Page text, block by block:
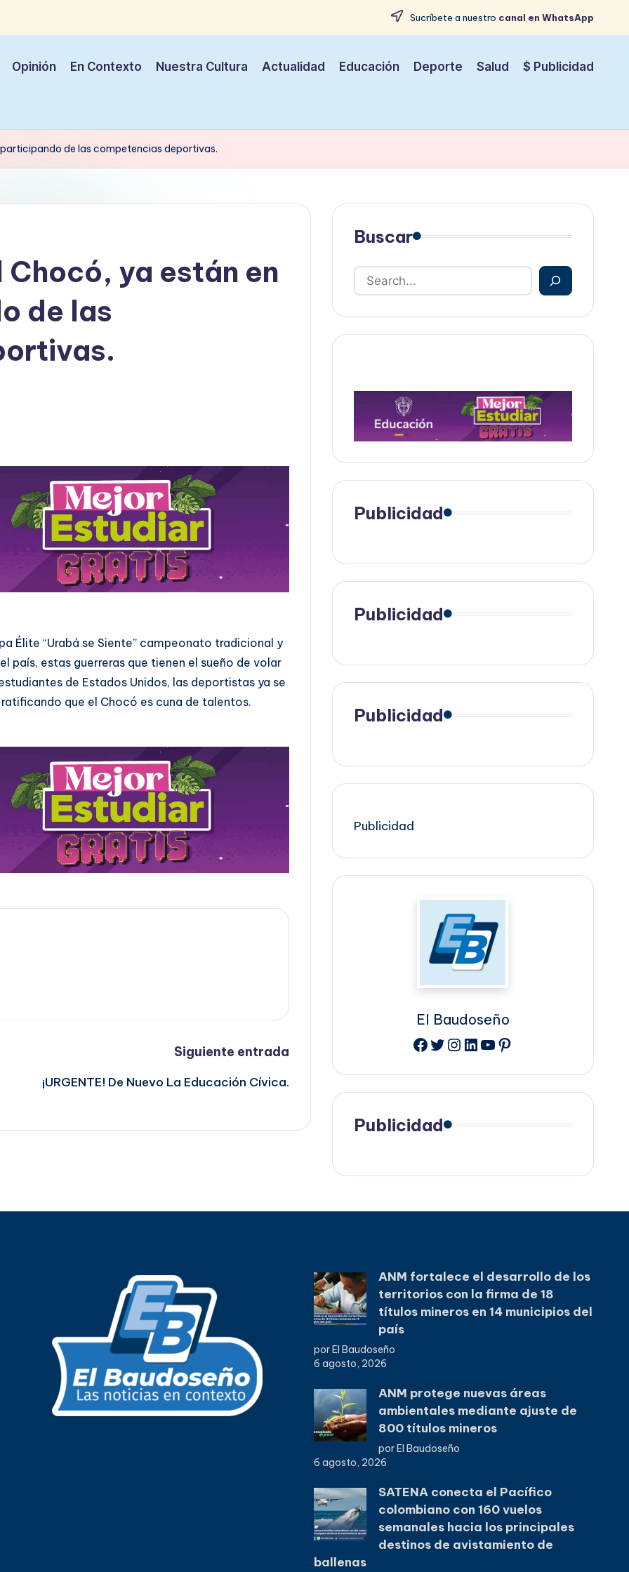
Sucríbete a nuestro canal en WhatsApp
Opinión En Contexto Nuestra Cultura Actualidad Educación Deporte Salud $ Publicidad
participando de las competencias deportivas.
ya están en
de las
Élite “Urabá se Siente” campeonato tradicional y
país, estas guerreras que tienen el sueño de volar
de Estados Unidos, las deportistas ya se
que el Chocó es cuna de talentos.
Siguiente entrada
¡URGENTE! De Nuevo La Educación Cívica.
Buscar
Publicidad
Publicidad
Publicidad
Publicidad
El Baudoseño
Facebook
Twitter
Instagram
LinkedIn
YouTube
Pinterest
Publicidad
ANM fortalece el desarrollo de los
territorios con la firma de 18
títulos mineros en 14 municipios del
país
por El Baudoseño
6 agosto, 2026
ANM protege nuevas áreas
ambientales mediante ajuste de
800 títulos mineros
por El Baudoseño
6 agosto, 2026
SATENA conecta el Pacífico
colombiano con 160 vuelos
semanales hacia los principales
destinos de avistamiento de
ballenas